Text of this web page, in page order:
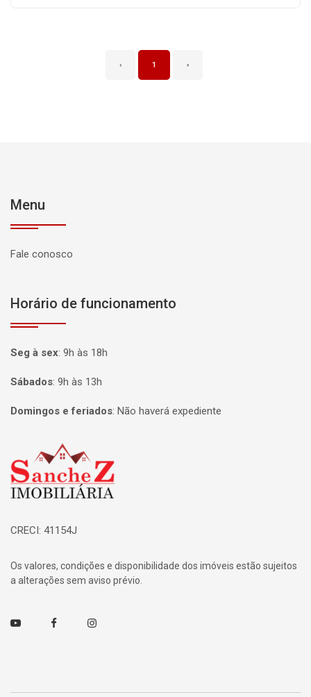
‹ 1 ›
Menu
Fale conosco
Horário de funcionamento
Seg à sex: 9h às 18h
Sábados: 9h às 13h
Domingos e feriados: Não haverá expediente
Página inicial
CRECI: 41154J
Os valores, condições e disponibilidade dos imóveis estão sujeitos
a alterações sem aviso prévio.
Youtube FacebookInstagram